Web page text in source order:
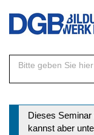
Direkt
Inhalt
Dieses Seminar
kannst aber